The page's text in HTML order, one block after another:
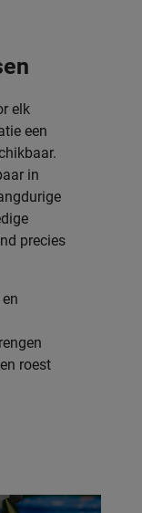
elk
een
in
precies
roest